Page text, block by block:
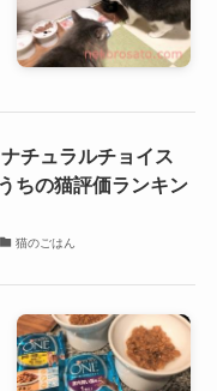
チュラルチョイス
ちの猫評価ランキン
猫のごはん